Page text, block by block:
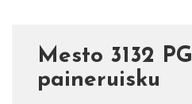
Mesto 3132 PG
paineruisku